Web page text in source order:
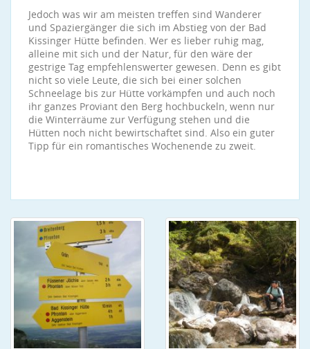
Jedoch was wir am meisten treffen sind Wanderer
und Spaziergänger die sich im Abstieg von der Bad
Kissinger Hütte befinden. Wer es lieber ruhig mag,
alleine mit sich und der Natur, für den wäre der
gestrige Tag empfehlenswerter gewesen. Denn es gibt
nicht so viele Leute, die sich bei einer solchen
Schneelage bis zur Hütte vorkämpfen und auch noch
ihr ganzes Proviant den Berg hochbuckeln, wenn nur
die Winterräume zur Verfügung stehen und die
Hütten noch nicht bewirtschaftet sind. Also ein guter
Tipp für ein romantisches Wochenende zu zweit.